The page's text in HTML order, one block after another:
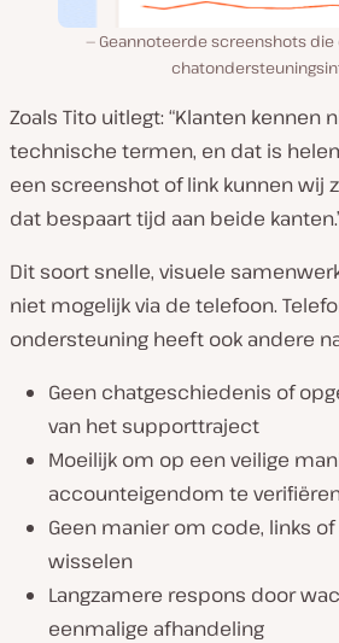
Geannoteerde screenshots
Zoals Tito uitlegt: “Klanten kennen
technische termen, en dat is
een screenshot of link kunnen wij
dat bespaart tijd aan beide
Dit soort snelle, visuele
niet mogelijk via de telefoon.
ondersteuning heeft ook andere
Geen chatgeschiedenis of
van het supporttraject
Moeilijk om op een veilige
accounteigendom te
Geen manier om code, links
wisselen
Langzamere respons door
eenmalige afhandeling